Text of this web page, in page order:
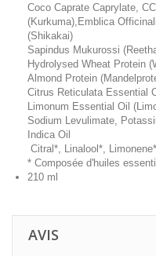
Coco Caprate Caprylate,
(Kurkuma),Emblica
(Shikakai)
Sapindus Mukurossi
Hydrolysed Wheat Protein
Almond Protein
Citrus Reticulata Essential
Limonum Essential Oil
Sodium Levulimate,
Indica Oil
Citral*, Linalool*,
* Composée d'huiles
210 ml
AVIS